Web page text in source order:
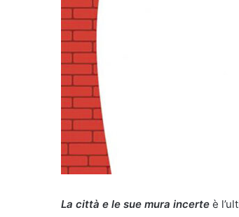
La città e le sue mura incerte è